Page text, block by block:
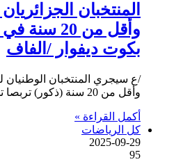
وأقل من
بكوت ديفوار /الفاف
وأقل من 20 سنة (ذكور) تربصا تحضيريا بكوت ديفوار من…
أكمل القراءة »
كل الرياضات
2025-09-29
95